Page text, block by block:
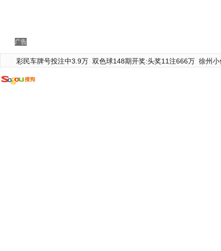
广告
彩民车牌号投注中3.9万 双色球148期开奖:头奖11注666万 徐州